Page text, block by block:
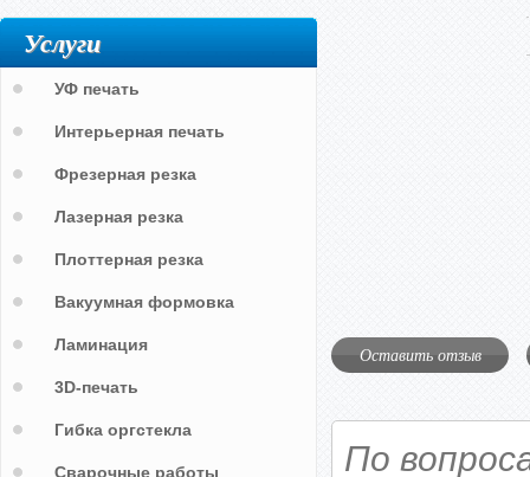
Оставить отзыв
По
Услуги
УФ печать
Интерьерная печать
Фрезерная резка
Лазерная резка
Плоттерная резка
Вакуумная формовка
Ламинация
3D-печать
Гибка оргстекла
Сварочные работы